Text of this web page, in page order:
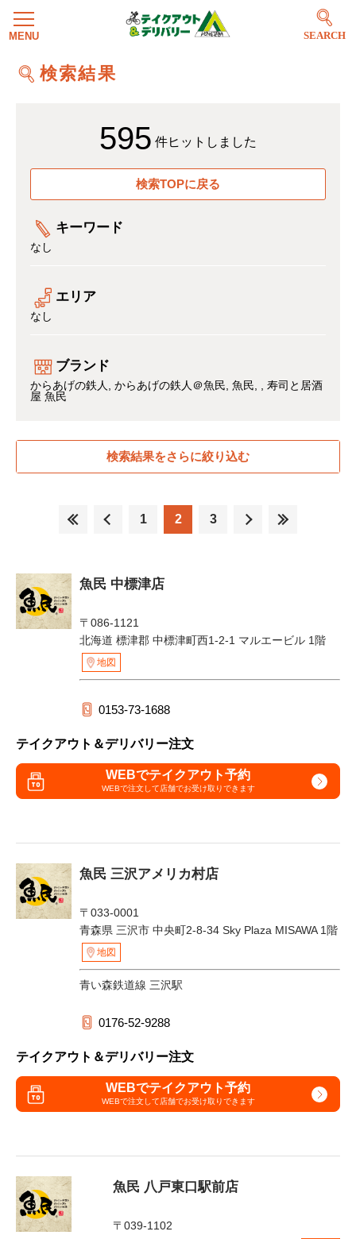
SEARCH
検索結果
595 件ヒットしました
検索TOPに戻る
キーワード
なし
エリア
なし
ブランド
からあげの鉄人 からあげの鉄人＠魚民 魚民
寿司と居酒
屋 魚民
検索結果をさらに絞り込む
1 2 3
魚民 中標津店
〒086-1121
北海道 標津郡 中標津町西1-2-1 マルエービル 1階
地図
0153-73-1688
テイクアウト＆デリバリー注文
WEBでテイクアウト予約
WEBで注文して店舗でお受け取りできます
魚民 三沢アメリカ村店
〒033-0001
青森県 三沢市 中央町2-8-34 Sky Plaza MISAWA 1階
地図
青い森鉄道線 三沢駅
0176-52-9288
テイクアウト＆デリバリー注文
WEBでテイクアウト予約
WEBで注文して店舗でお受け取りできます
魚民 八戸東口駅前店
〒039-1102